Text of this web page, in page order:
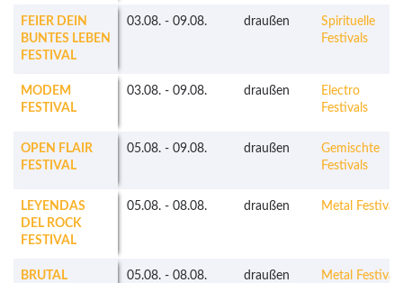
FEIER DEIN
BUNTES LEBEN
FESTIVAL
03.08. - 09.08. draußen
Spirituelle
Festivals
MODEM
FESTIVAL
03.08. - 09.08. draußen
Electro
Festivals
OPEN FLAIR
FESTIVAL
05.08. - 09.08. draußen
Gemischte
Festivals
LEYENDAS
DEL ROCK
FESTIVAL
05.08. - 08.08. draußen Metal Festivals
BRUTAL
05.08. - 08.08. draußen Metal Festivals